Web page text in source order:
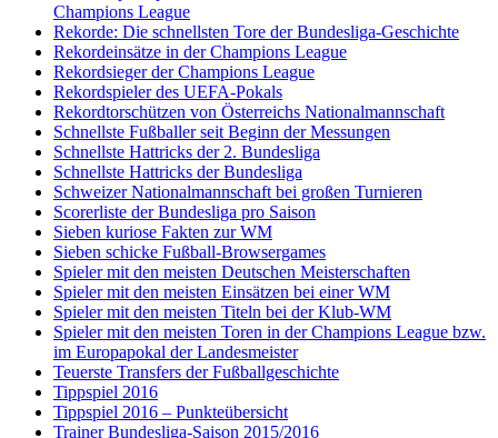
Champions League
Rekorde: Die schnellsten Tore der Bundesliga-Geschichte
Rekordeinsätze in der Champions League
Rekordsieger der Champions League
Rekordspieler des UEFA-Pokals
Rekordtorschützen von Österreichs Nationalmannschaft
Schnellste Fußballer seit Beginn der Messungen
Schnellste Hattricks der 2. Bundesliga
Schnellste Hattricks der Bundesliga
Schweizer Nationalmannschaft bei großen Turnieren
Scorerliste der Bundesliga pro Saison
Sieben kuriose Fakten zur WM
Sieben schicke Fußball-Browsergames
Spieler mit den meisten Deutschen Meisterschaften
Spieler mit den meisten Einsätzen bei einer WM
Spieler mit den meisten Titeln bei der Klub-WM
Spieler mit den meisten Toren in der Champions League bzw.
im Europapokal der Landesmeister
Teuerste Transfers der Fußballgeschichte
Tippspiel 2016
Tippspiel 2016 – Punkteübersicht
Trainer Bundesliga-Saison 2015/2016